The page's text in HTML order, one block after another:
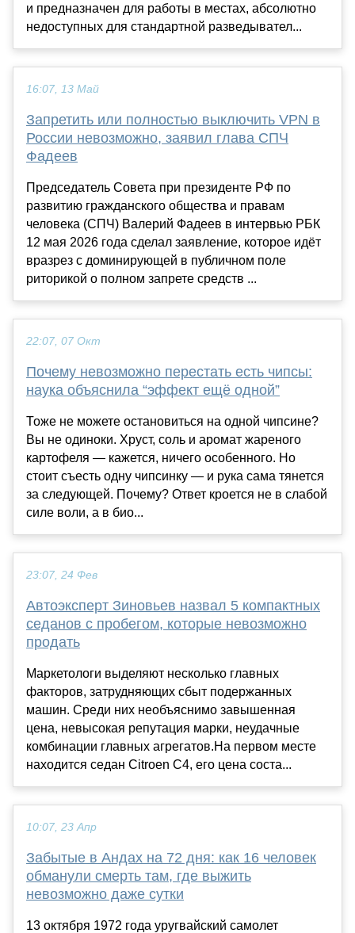
и предназначен для работы в местах, абсолютно
недоступных для стандартной разведывател...
16:07, 13 Май
Запретить или полностью выключить VPN в
России невозможно, заявил глава СПЧ
Фадеев
Председатель Совета при президенте РФ по
развитию гражданского общества и правам
человека (СПЧ) Валерий Фадеев в интервью РБК
12 мая 2026 года сделал заявление, которое идёт
вразрез с доминирующей в публичном поле
риторикой о полном запрете средств ...
22:07, 07 Окт
Почему невозможно перестать есть чипсы:
наука объяснила “эффект ещё одной”
Тоже не можете остановиться на одной чипсине?
Вы не одиноки. Хруст, соль и аромат жареного
картофеля — кажется, ничего особенного. Но
стоит съесть одну чипсинку — и рука сама тянется
за следующей. Почему? Ответ кроется не в слабой
силе воли, а в био...
23:07, 24 Фев
Автоэксперт Зиновьев назвал 5 компактных
седанов с пробегом, которые невозможно
продать
Маркетологи выделяют несколько главных
факторов, затрудняющих сбыт подержанных
машин. Среди них необъяснимо завышенная
цена, невысокая репутация марки, неудачные
комбинации главных агрегатов.На первом месте
находится седан Citroen C4, его цена соста...
10:07, 23 Апр
Забытые в Андах на 72 дня: как 16 человек
обманули смерть там, где выжить
невозможно даже сутки
13 октября 1972 года уругвайский самолет